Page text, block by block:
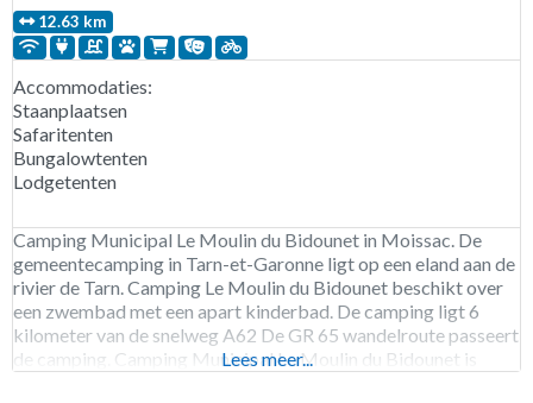
12.63 km
Accommodaties:
Staanplaatsen
Safaritenten
Bungalowtenten
Lodgetenten
Camping Municipal Le Moulin du Bidounet in Moissac. De
gemeentecamping in Tarn-et-Garonne ligt op een eland aan de
rivier de Tarn. Camping Le Moulin du Bidounet beschikt over
een zwembad met een apart kinderbad. De camping ligt 6
kilometer van de snelweg A62 De GR 65 wandelroute passeert
de camping. Camping Municipal Le Moulin du Bidounet is
Lees meer...